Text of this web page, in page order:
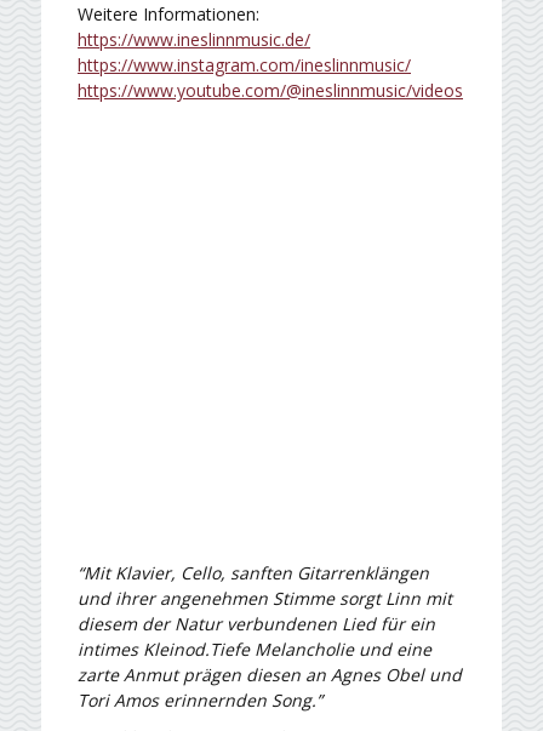
Weitere Informationen:
https://www.ineslinnmusic.de/
https://www.instagram.com/ineslinnmusic/
https://www.youtube.com/@ineslinnmusic/videos
“Mit Klavier, Cello, sanften Gitarrenklängen
und ihrer angenehmen Stimme sorgt Linn mit
diesem der Natur verbundenen Lied für ein
intimes Kleinod.Tiefe Melancholie und eine
zarte Anmut prägen diesen an Agnes Obel und
Tori Amos erinnernden Song.”